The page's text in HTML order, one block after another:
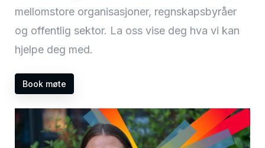
mellomstore organisasjoner, regnskapsbyråer
og offentlig sektor. La oss vise deg hva vi kan
hjelpe deg med.
Book møte